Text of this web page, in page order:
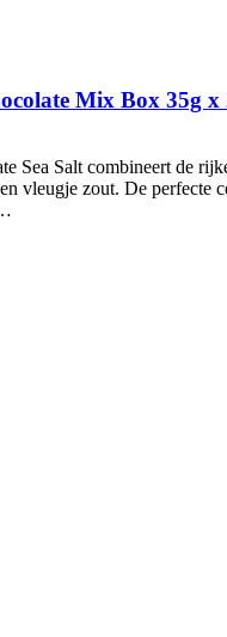
Mix Box 35g x
Sea Salt combineert de
vleugje zout. De perfecte